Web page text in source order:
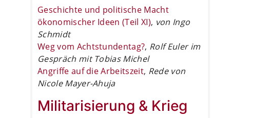
Geschichte und politische Macht
ökonomischer Ideen (Teil XI), von Ingo
Schmidt
Weg vom Achtstundentag?, Rolf Euler im
Gespräch mit Tobias Michel
Angriffe auf die Arbeitszeit, Rede von
Nicole Mayer-Ahuja
Militarisierung & Krieg